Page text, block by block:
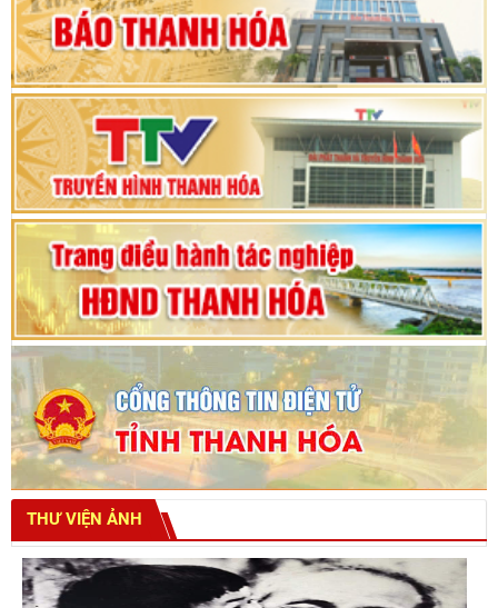
Phiên thảo luận Kỳ họp thứ 24, HĐND tỉnh
Thanh Hóa khóa XVIII, nhiệm kỳ 2021 - 2026
Bế mạc Kỳ họp thứ hai bốn, Hội đồng nhân dân
tỉnh khoá XVIII
THƯ VIỆN ẢNH